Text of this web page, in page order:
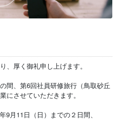
、厚く御礼申し上げます。
間、第6回社員研修旅行（鳥取砂丘
にさせていただきます。
9月11日（日）までの２日間、